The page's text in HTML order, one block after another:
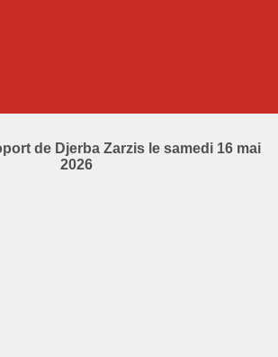
de Djerba Zarzis le samedi 16 mai
2026